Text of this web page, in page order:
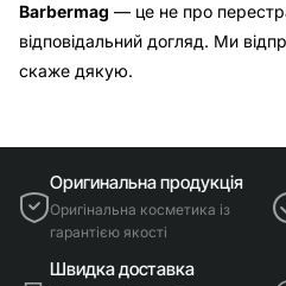
Barbermag — це не про
відповідальний догляд. Ми
скаже дякую.
Оригинальна продукція
Оригінальна косметика із
гарантією якості
Швидка доставка